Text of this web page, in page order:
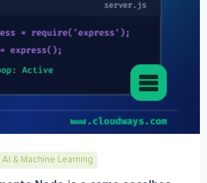
AI & Machine Learning